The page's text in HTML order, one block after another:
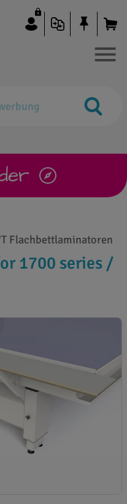
Flachbettlaminatoren
1700 series /